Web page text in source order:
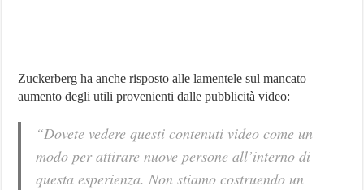
Zuckerberg ha anche risposto alle lamentele sul mancato
aumento degli utili provenienti dalle pubblicità video:
“Dovete vedere questi contenuti video come un
modo per attirare nuove persone all’interno di
questa esperienza. Non stiamo costruendo un